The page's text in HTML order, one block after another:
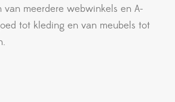
meerdere webwinkels en A-
tot kleding en van meubels tot